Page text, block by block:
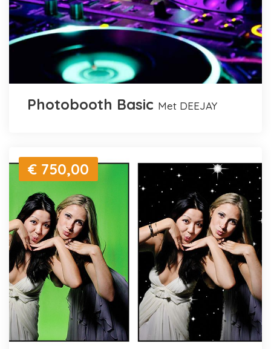
Photobooth Basic met DEEJAY
€ 750,00